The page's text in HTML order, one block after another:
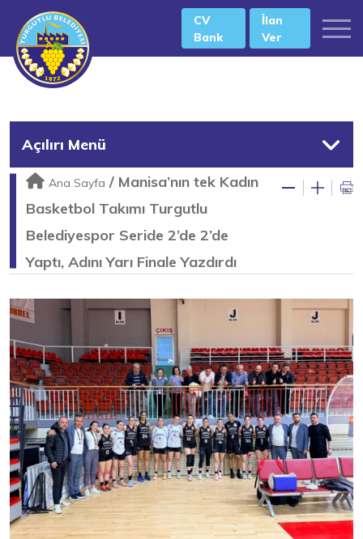
CV
Bank
İlan
Ver
Açılırı Menü
Ana Sayfa / Manisa’nın tek Kadın
Basketbol Takımı Turgutlu
Belediyespor Seride 2’de 2’de
Yaptı, Adını Yarı Finale Yazdırdı